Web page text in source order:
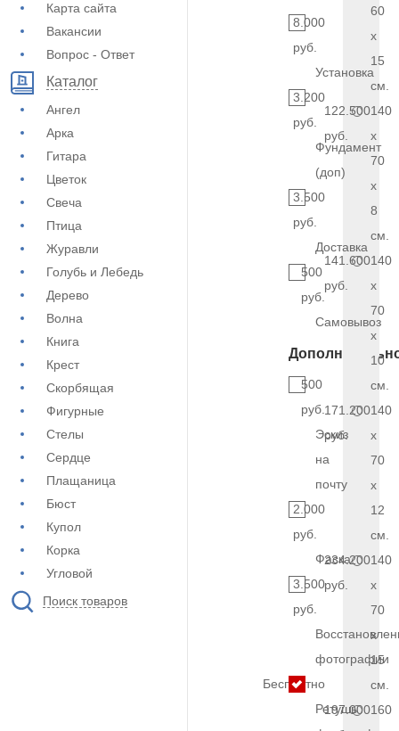
Карта сайта
Вакансии
Вопрос - Ответ
Каталог
Ангел
Арка
Гитара
Цветок
Свеча
Птица
Журавли
Голубь и Лебедь
Дерево
Волна
Книга
Крест
Скорбящая
Фигурные
Стелы
Сердце
Плащаница
Бюст
Купол
Корка
Угловой
Поиск товаров
8.000
руб.
Установка
3.200
руб.
Фундамент
(доп)
3.500
руб.
Доставка
500
руб.
Самовывоз
500
руб.
Эскиз
на
почту
2.000
руб.
Фаска
3.500
руб.
фотографии
Бесплатно
Ретушь
60
x
15
см.
122.500
руб.
140
x
70
x
8
см.
141.600
руб.
140
x
70
x
10
см.
171.200
руб.
140
x
70
x
12
см.
234.200
руб.
140
x
70
x
15
см.
197.000160